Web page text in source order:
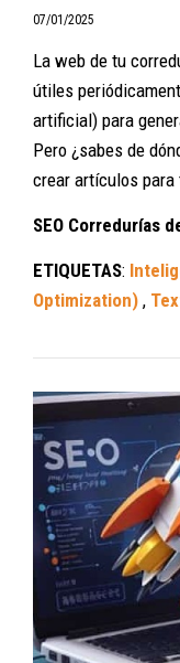
07/01/2025
La web de tu
útiles
artificial) para
Pero ¿sabes de
crear artículos para
SEO Corredurías
ETIQUETAS:
Optimization) ,